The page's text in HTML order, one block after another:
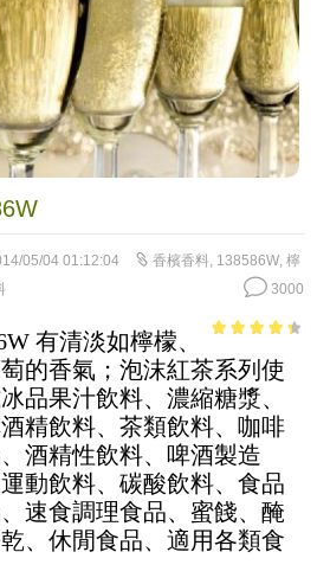
05/04 01:12:04 香檳香料, 138586W, 檸
3000
of 5
有清淡如檸檬、
的香氣；泡沫紅茶系列使
品果汁飲料、濃縮糖漿、
精飲料、茶類飲料、咖啡
酒精性飲料、啤酒製造
動飲料、碳酸飲料、食品
速食調理食品、蜜餞、醃
、休閒食品、適用各類食